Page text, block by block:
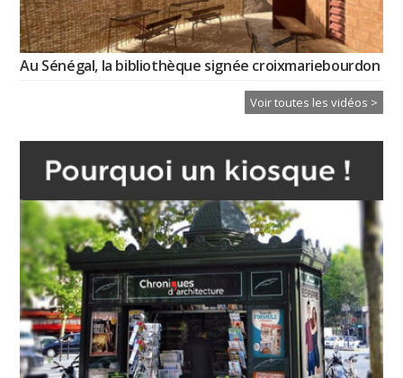
Au Sénégal, la bibliothèque signée croixmariebourdon
Voir toutes les vidéos >